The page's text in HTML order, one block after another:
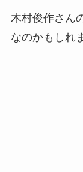
木村俊作さん
なのかもしれ